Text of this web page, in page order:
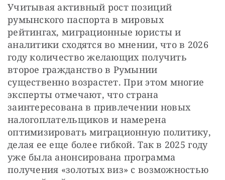
Учитывая активный рост позиций
румынского паспорта в мировых
рейтингах, миграционные юристы и
аналитики сходятся во мнении, что в 2026
году количество желающих получить
второе гражданство в Румынии
существенно возрастет. При этом многие
эксперты отмечают, что страна
заинтересована в привлечении новых
налогоплательщиков и намерена
оптимизировать миграционную политику,
делая ее еще более гибкой. Так в 2025 году
уже была анонсирована программа
получения «золотых виз» с возможностью